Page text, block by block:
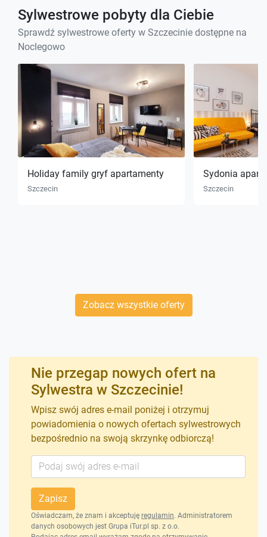
Sylwestrowe pobyty dla Ciebie
Sprawdź sylwestrowe oferty w Szczecinie dostępne na
Noclegowo
Holiday family gryf apartamenty
Szczecin
Sydonia
Szczecin
Zobacz wszystkie oferty
Nie przegap nowych ofert na
Sylwestra w Szczecinie!
Wpisz swój adres e-mail poniżej i otrzymuj
powiadomienia o nowych ofertach sylwestrowych
bezpośrednio na swoją skrzynkę odbiorczą!
Zapisz
Oświadczam, że znam i akceptuję regulamin. Administratorem
danych osobowych jest Grupa iTur.pl sp. z o.o.